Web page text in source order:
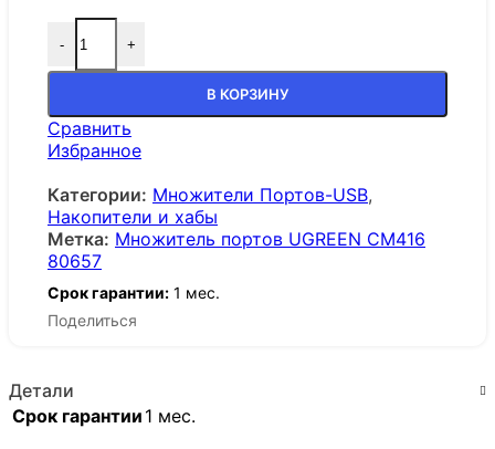
- +
В КОРЗИНУ
Сравнить
Избранное
Категории: Множители Портов-USB,
Накопители и хабы
Метка: Множитель портов UGREEN CM416
80657
Срок гарантии: 1 мес.
Поделиться
Детали
Срок гарантии 1 мес.